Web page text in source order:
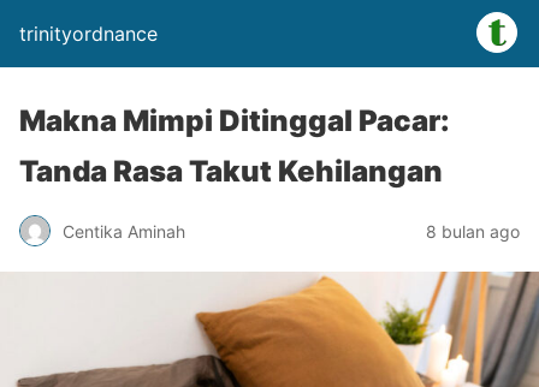
trinityordnance
Makna Mimpi Ditinggal Pacar:
Tanda Rasa Takut Kehilangan
Centika Aminah 8 bulan ago